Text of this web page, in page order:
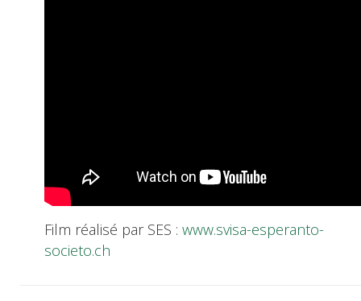
Film réalisé par SES : www.svisa-esperanto-
societo.ch